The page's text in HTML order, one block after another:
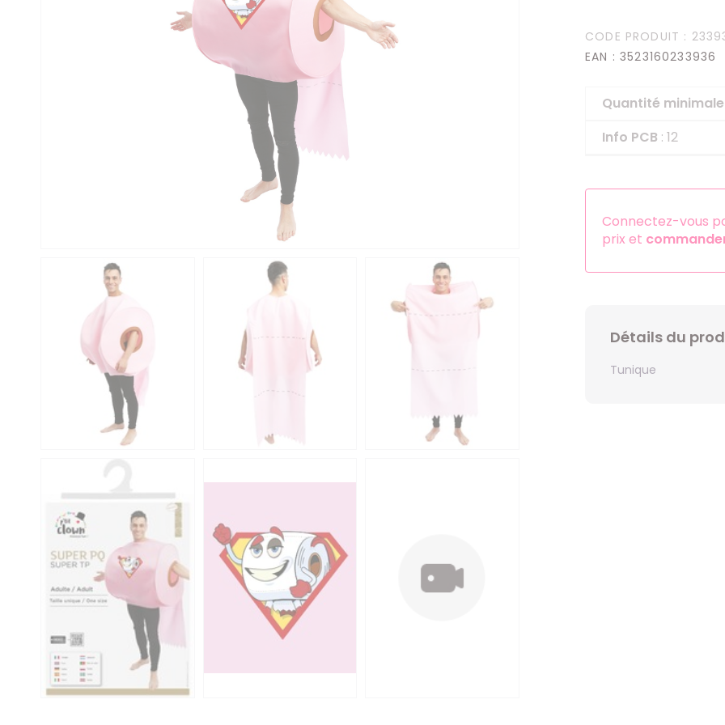
Sets d'accessoires
CODE PRODUIT :
EAN : 3523160233936
Quantité
Info PCB : 12
Connectez-vous
prix et
Détails du
Tunique